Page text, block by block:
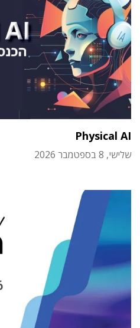
Physical AI
שלישי, 8 בספטמבר 2026